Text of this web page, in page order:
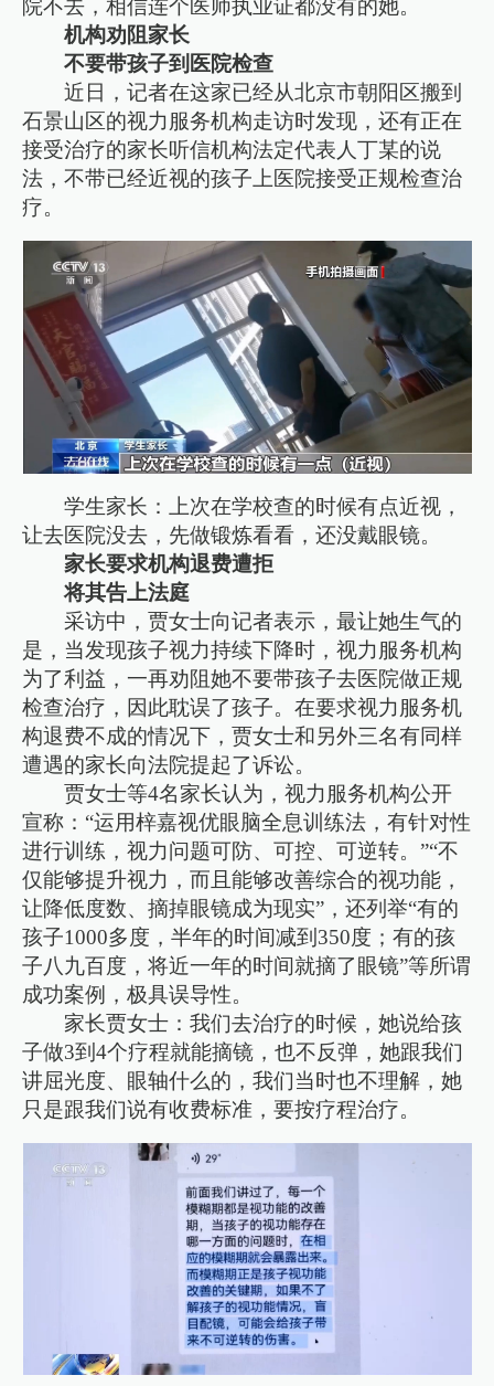
院不去，相信连个医师执业证都没有的她。
机构劝阻家长
不要带孩子到医院检查
近日，记者在这家已经从北京市朝阳区搬到
石景山区的视力服务机构走访时发现，还有正在
接受治疗的家长听信机构法定代表人丁某的说
法，不带已经近视的孩子上医院接受正规检查治
疗。
学生家长：上次在学校查的时候有点近视，
让去医院没去，先做锻炼看看，还没戴眼镜。
家长要求机构退费遭拒
将其告上法庭
采访中，贾女士向记者表示，最让她生气的
是，当发现孩子视力持续下降时，视力服务机构
为了利益，一再劝阻她不要带孩子去医院做正规
检查治疗，因此耽误了孩子。在要求视力服务机
构退费不成的情况下，贾女士和另外三名有同样
遭遇的家长向法院提起了诉讼。
贾女士等4名家长认为，视力服务机构公开
宣称：“运用梓嘉视优眼脑全息训练法，有针对性
进行训练，视力问题可防、可控、可逆转。”“不
仅能够提升视力，而且能够改善综合的视功能，
让降低度数、摘掉眼镜成为现实”，还列举“有的
孩子1000多度，半年的时间减到350度；有的孩
子八九百度，将近一年的时间就摘了眼镜”等所谓
成功案例，极具误导性。
家长贾女士：我们去治疗的时候，她说给孩
子做3到4个疗程就能摘镜，也不反弹，她跟我们
讲屈光度、眼轴什么的，我们当时也不理解，她
只是跟我们说有收费标准，要按疗程治疗。